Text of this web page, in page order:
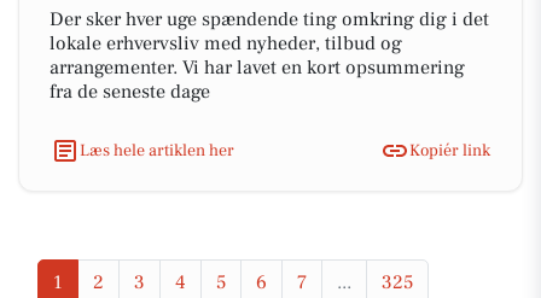
Der sker hver uge spændende ting omkring dig i det
lokale erhvervsliv med nyheder, tilbud og
arrangementer. Vi har lavet en kort opsummering
fra de seneste dage
Læs hele artiklen her Kopiér link
1 2 3 4 5 6 7 ... 325